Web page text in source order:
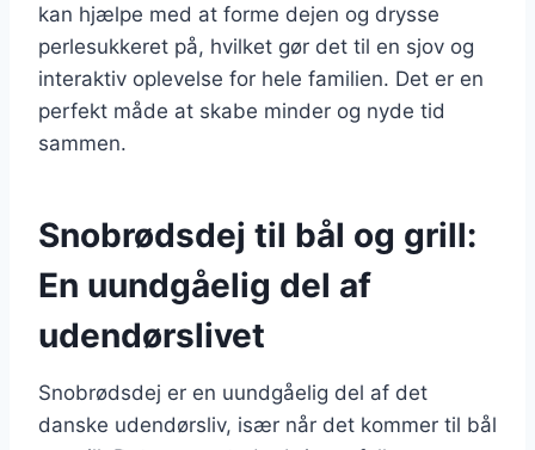
kan hjælpe med at forme dejen og drysse
perlesukkeret på, hvilket gør det til en sjov og
interaktiv oplevelse for hele familien. Det er en
perfekt måde at skabe minder og nyde tid
sammen.
Snobrødsdej til bål og grill:
En uundgåelig del af
udendørslivet
Snobrødsdej er en uundgåelig del af det
danske udendørsliv, især når det kommer til bål